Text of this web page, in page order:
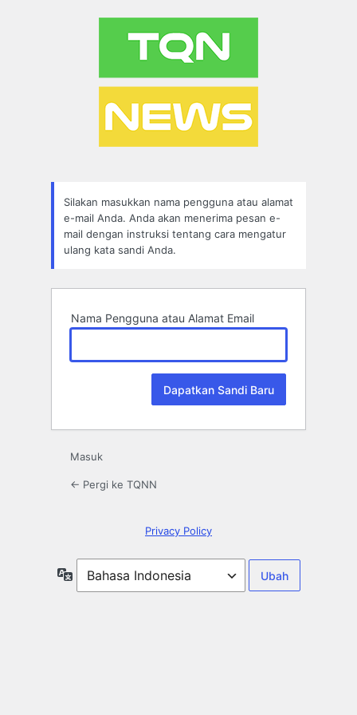
Silakan masukkan nama pengguna atau alamat
e-mail Anda. Anda akan menerima pesan e-
mail dengan instruksi tentang cara mengatur
ulang kata sandi Anda.
Nama Pengguna atau Alamat Email
Masuk
← Pergi ke TQNN
Privacy Policy
Bahasa